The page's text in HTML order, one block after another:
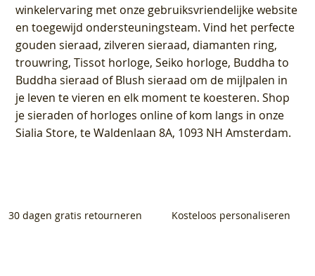
winkelervaring met onze gebruiksvriendelijke website
en toegewijd ondersteuningsteam. Vind het perfecte
gouden sieraad, zilveren sieraad, diamanten ring,
trouwring, Tissot horloge, Seiko horloge, Buddha to
Buddha sieraad of Blush sieraad om de mijlpalen in
je leven te vieren en elk moment te koesteren. Shop
je sieraden of horloges online of kom langs in onze
Sialia Store, te Waldenlaan 8A, 1093 NH Amsterdam.
30 dagen gratis retourneren Kosteloos personaliseren